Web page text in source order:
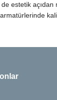
estetik